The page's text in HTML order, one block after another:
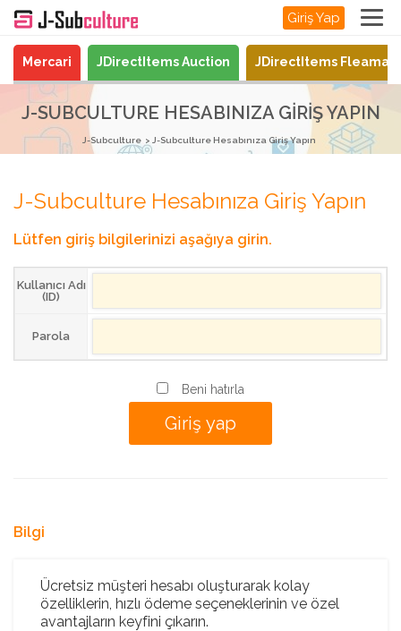
Giriş Yap
Mercari JDirectItems Auction JDirectItems
J-SUBCULTURE HESABINIZA GIRIŞ YAPIN
J-Subculture J-Subculture Hesabınıza Giriş Yapın
J-Subculture Hesabınıza Giriş Yapın
Lütfen giriş bilgilerinizi aşağıya girin.
Kullanıcı Adı
(ID)
Parola
Beni hatırla
Bilgi
Ücretsiz müşteri hesabı oluşturarak kolay
özelliklerin, hızlı ödeme seçeneklerinin ve özel
avantajların keyfini çıkarın.